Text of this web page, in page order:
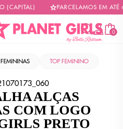
PARCELAMOS EM ATÉ
0
TOP FEMININO
ALÇAS
COM LOGO
PRETO